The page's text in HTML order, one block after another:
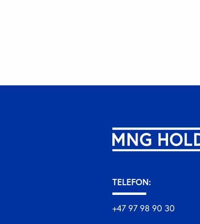
TELEFON:
+47 97 98 90 30